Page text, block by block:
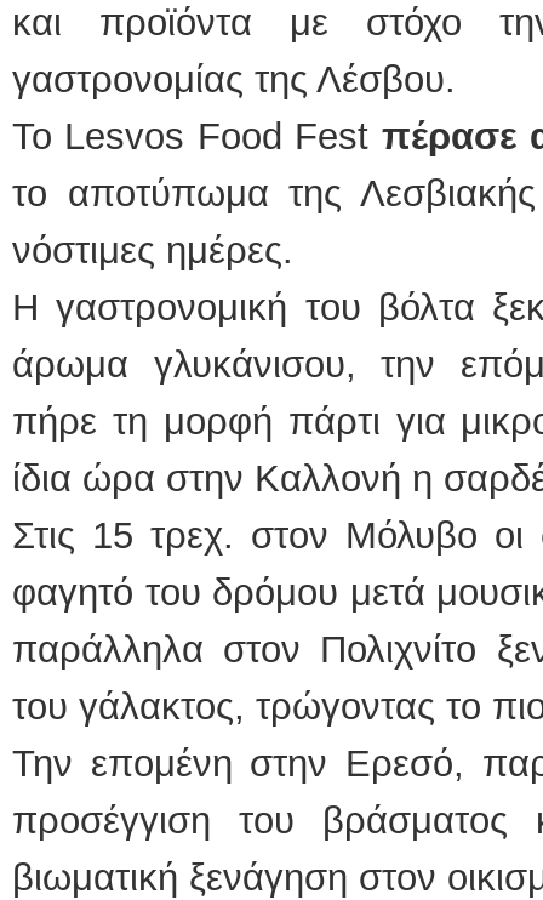
και προϊόντα με στόχο
γαστρονομίας της Λέσβου.
Το Lesvos Food Fest πέρασε
τo αποτύπωμα της
νόστιμες ημέρες.
Η γαστρονομική του βόλτα
άρωμα γλυκάνισου, την
πήρε τη μορφή πάρτι για
ίδια ώρα στην Καλλονή η
Στις 15 τρεχ. στον Μόλυβο
φαγητό του δρόμου μετά
παράλληλα στον Πολιχνίτο
του γάλακτος, τρώγοντας το
Την επομένη στην Ερεσό,
προσέγγιση του βράσματος
βιωματική ξενάγηση στον